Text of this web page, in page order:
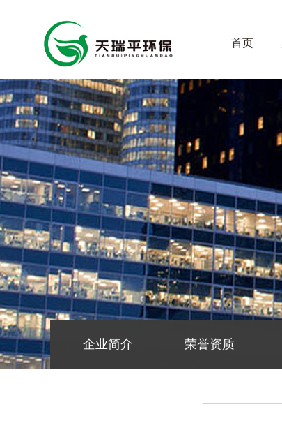
首页
企业简介 荣誉资质